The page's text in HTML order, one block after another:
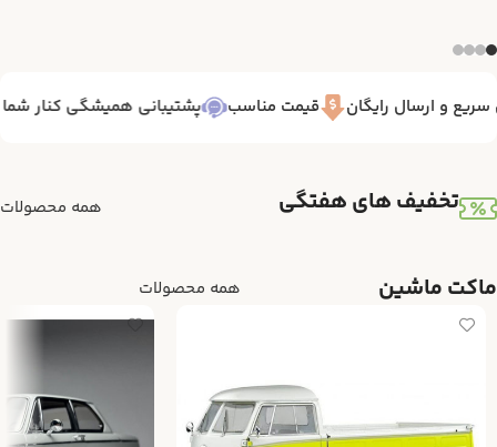
پشتیبانی همیشگی کنار شما 7/24 قیمت مناسب و ارسال رایگان
تخفیف های هفتگی همه محصولات
ماکت ماشین همه محصولات